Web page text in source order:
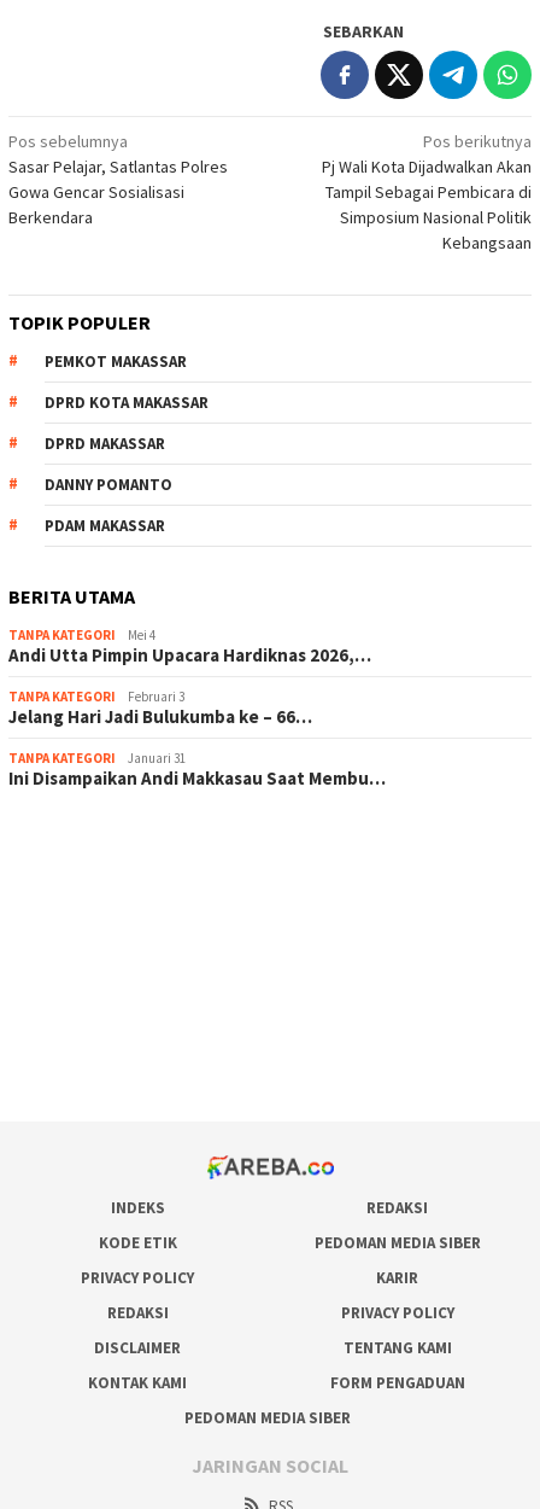
SEBARKAN
Navigasi
pos
Pos sebelumnya
Sasar Pelajar, Satlantas Polres
Gowa Gencar Sosialisasi
Berkendara
Pos berikutnya
Pj Wali Kota Dijadwalkan Akan
Tampil Sebagai Pembicara di
Simposium Nasional Politik
Kebangsaan
TOPIK POPULER
PEMKOT MAKASSAR
DPRD KOTA MAKASSAR
DPRD MAKASSAR
DANNY POMANTO
PDAM MAKASSAR
BERITA UTAMA
TANPA KATEGORI Mei 4
Andi Utta Pimpin Upacara Hardiknas 2026,…
TANPA KATEGORI Februari 3
Jelang Hari Jadi Bulukumba ke – 66…
TANPA KATEGORI Januari 31
Ini Disampaikan Andi Makkasau Saat Membu…
INDEKS
REDAKSI
KODE ETIK
PEDOMAN MEDIA SIBER
PRIVACY POLICY
KARIR
REDAKSI
PRIVACY POLICY
DISCLAIMER
TENTANG KAMI
KONTAK KAMI
FORM PENGADUAN
PEDOMAN MEDIA SIBER
JARINGAN SOCIAL